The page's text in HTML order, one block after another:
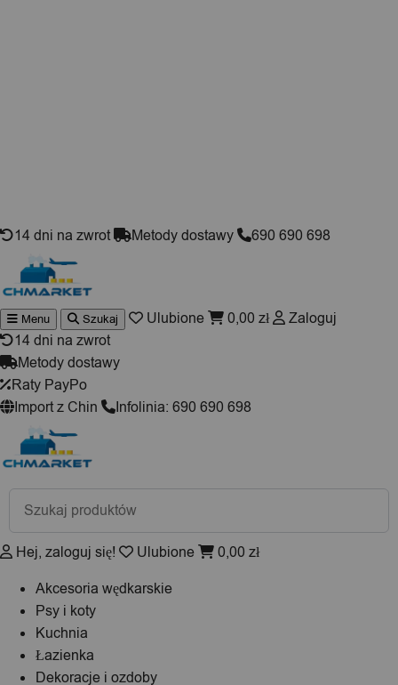
14 dni na zwrot Metody dostawy 690 690 698
Wyszukiwarka
produktów
Menu Szukaj Ulubione 0,00 zł
Zaloguj
14 dni na zwrot
Metody dostawy
Raty PayPo
Import z Chin
Infolinia: 690 690 698
Wyszukiwarka
produktów
Hej, zaloguj się! Ulubione 0,00 zł
Akcesoria wędkarskie
Psy i koty
Kuchnia
Łazienka
Dekoracje i ozdoby